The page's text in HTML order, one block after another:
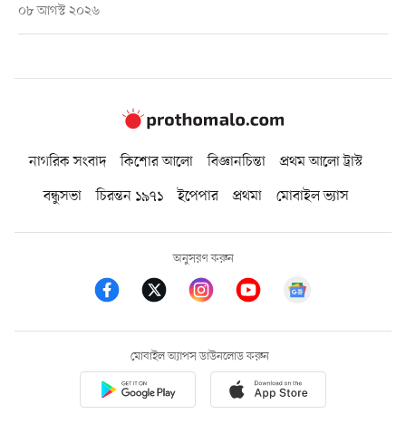
০৮ আগস্ট ২০২৬
নাগরিক সংবাদ কিশোর আলো বিজ্ঞানচিন্তা
প্রথম আলো ট্রাস্ট
বন্ধুসভা
চিরন্তন ১৯৭১ ইপেপার প্রথমা মোবাইল ভ্যাস
অনুসরণ করুন
মোবাইল অ্যাপস ডাউনলোড করুন